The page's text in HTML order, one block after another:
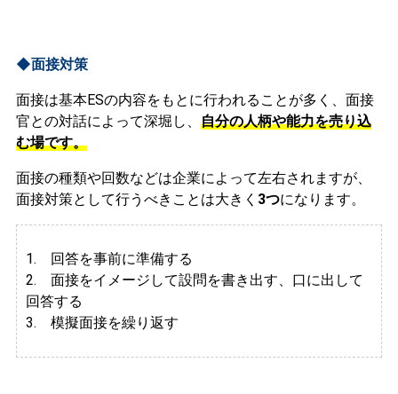
◆面接対策
面接は基本ESの内容をもとに行われることが多く、面接
官との対話によって深堀し、 自分の人柄や能力を売り込
む場です。
面接の種類や回数などは企業によって左右されますが、
面接対策として行うべきことは大きく 3つになります。
1. 回答を事前に準備する
2. 面接をイメージして設問を書き出す、口に出して
回答する
3. 模擬面接を繰り返す